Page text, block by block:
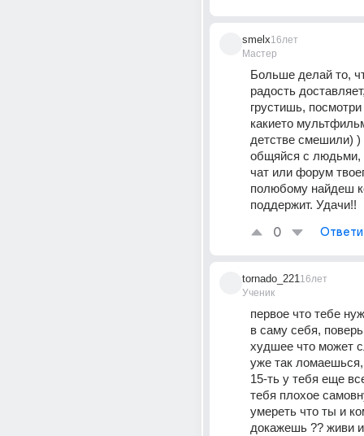
smelx
Мастер
16лет
Больше делай то,
радость
грустишь,
какието
детстве смешили)
общяйся с людьми,
чат или форум
полюбому найдеш
поддержит. Удачи!!
0
tornado_221
Ученик
16лет
первое что тебе
в саму себя,
худшее что может
уже так ломаешься,
15-ть у тебя еще
тебя плохое
умереть что ты и
докажешь ?? живи